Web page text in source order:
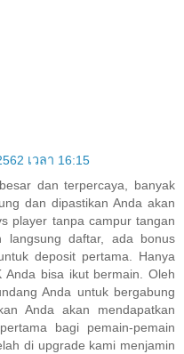
เวลา 16:15
dan terpercaya, banyak
dan dipastikan Anda akan
player tanpa campur tangan
langsung daftar, ada bonus
deposit pertama. Hanya
bisa ikut bermain. Oleh
Anda untuk bergabung
Anda akan mendapatkan
bagi pemain-pemain
di upgrade kami menjamin